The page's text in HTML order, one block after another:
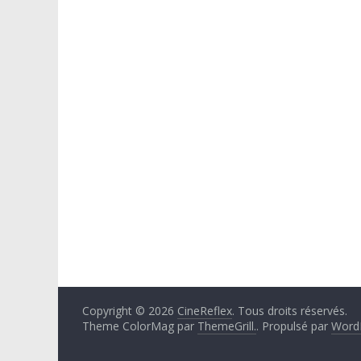
Copyright © 2026 CineReflex. Tous droits réservés.
Theme ColorMag par ThemeGrill.. Propulsé par